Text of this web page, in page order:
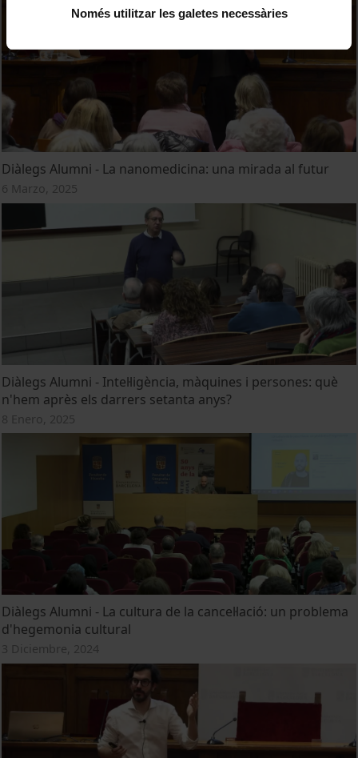
Només utilitzar les galetes necessàries
Diàlegs Alumni - La nanomedicina: una mirada al futur
6 Marzo, 2025
Diàlegs Alumni - Intel·ligència, màquines i persones: què
n'hem après els darrers setanta anys?
8 Enero, 2025
Diàlegs Alumni - La cultura de la cancel·lació: un problema
d'hegemonia cultural
3 Diciembre, 2024